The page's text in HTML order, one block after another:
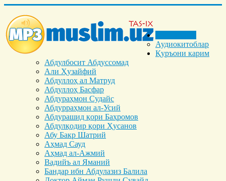
Аудиокитоблар
Қуръони карим
Абдулбосит Абдуссомад
Али Ҳузайфий
Абдуллоҳ ал Матруд
Абдуллоҳ Басфар
Абдураҳмон Судайс
Абдурраҳмон ал-Усий
Абдурашид қори Баҳромов
Абдулқодир қори Ҳусанов
Абу Бакр Шатрий
Аҳмад Сауд
Аҳмад ал-Ажмий
Вадийъ ал Яманий
Бандар ибн Абдулазиз Балила